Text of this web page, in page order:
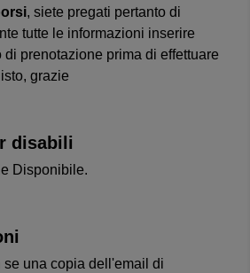
, siete pregati pertanto di
tutte le informazioni inserire
prenotazione prima di effettuare
grazie
disabili
Disponibile.
una copia dell'email di